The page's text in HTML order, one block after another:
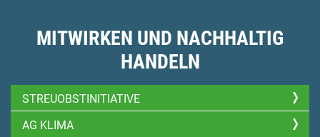
MITWIRKEN UND NACHHALTIG
HANDELN
STREUOBSTINITIATIVE
AG KLIMA